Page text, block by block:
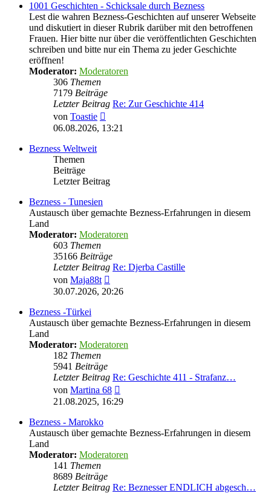
1001 Geschichten - Schicksale durch Bezness
Lest die wahren Bezness-Geschichten auf unserer Webseite
und diskutiert in dieser Rubrik darüber mit den betroffenen
Frauen. Hier bitte nur über die veröffentlichten Geschichten
schreiben und bitte nur ein Thema zu jeder Geschichte
eröffnen!
Moderator: Moderatoren
306 Themen
7179 Beiträge
Letzter Beitrag Re: Zur Geschichte 414
von Toastie
Beitrag
06.08.2026, 13:21
Bezness Weltweit
Themen
Beiträge
Letzter Beitrag
Bezness - Tunesien
Austausch über gemachte Bezness-Erfahrungen in diesem
Land
Moderator: Moderatoren
603 Themen
35166 Beiträge
Letzter Beitrag Re: Djerba Castille
von Maja88t
Beitrag
30.07.2026, 20:26
Bezness -Türkei
Austausch über gemachte Bezness-Erfahrungen in diesem
Land
Moderator: Moderatoren
182 Themen
5941 Beiträge
Letzter Beitrag Re: Geschichte 411 - Strafanz…
von Martina 68
Beitrag
21.08.2025, 16:29
Bezness - Marokko
Austausch über gemachte Bezness-Erfahrungen in diesem
Land
Moderator: Moderatoren
141 Themen
8689 Beiträge
Letzter Beitrag Re: Beznesser ENDLICH abgesch…